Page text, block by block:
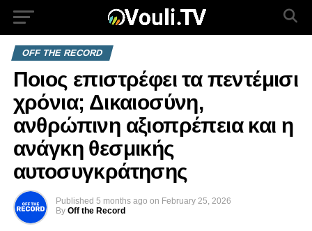
OFF THE RECORD
Ποιος επιστρέφει τα πεντέμισι
χρόνια; Δικαιοσύνη,
ανθρώπινη αξιοπρέπεια και η
ανάγκη θεσμικής
αυτοσυγκράτησης
Published 5 months ago on February 25, 2026
By Off the Record